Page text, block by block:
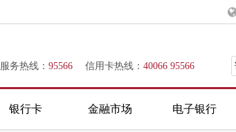
服务热线： 95566 信用卡热线： 40066 95566
银行卡 金融市场 电子银行